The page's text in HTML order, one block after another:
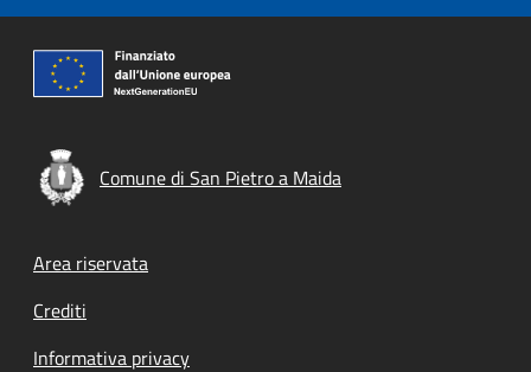
Comune di San Pietro a Maida
Footer menu
Area riservata
Crediti
Informativa privacy